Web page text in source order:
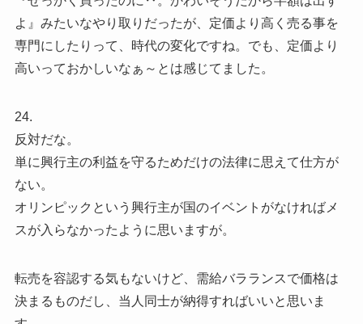
よ』みたいなやり取りだったが、定価より高く売る事を
専門にしたりって、時代の変化ですね。でも、定価より
高いっておかしいなぁ～とは感じてました。
24.
反対だな。
単に興行主の利益を守るためだけの法律に思えて仕方が
ない。
オリンピックという興行主が国のイベントがなければメ
スが入らなかったように思いますが。
転売を容認する気もないけど、需給バラランスで価格は
決まるものだし、当人同士が納得すればいいと思いま